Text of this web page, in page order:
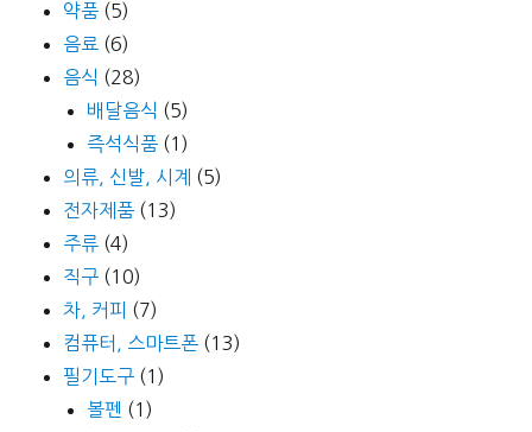
약품 (5)
음료 (6)
음식 (28)
배달음식 (5)
즉석식품 (1)
의류, 신발, 시계
(5)
전자제품 (13)
주류 (4)
직구 (10)
차, 커피 (7)
컴퓨터, 스마트폰 (13)
필기도구 (1)
볼펜 (1)